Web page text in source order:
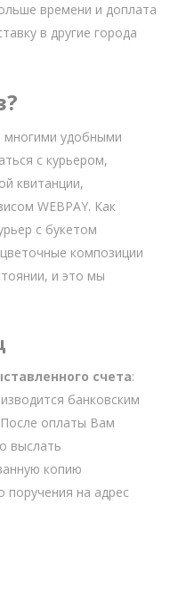
времени и доплата
в другие города
многими удобными
с курьером,
квитанции,
WEBPAY. Как
с букетом
композиции
и это мы
счета:
банковским
оплаты Вам
выслать
копию
поручения на адрес